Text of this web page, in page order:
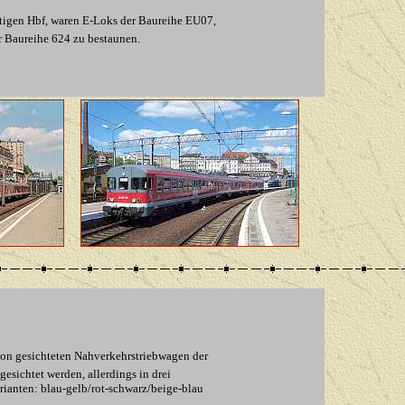
Hbf, waren E-Loks der Baureihe EU07,
Baureihe 624 zu bestaunen.
gesichteten Nahverkehrstriebwagen der
werden, allerdings in drei
blau-gelb/rot-schwarz/beige-blau